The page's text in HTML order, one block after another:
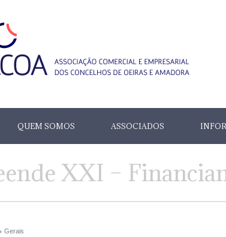
QUEM SOMOS ASSOCIADOS
XXI –
Gerais